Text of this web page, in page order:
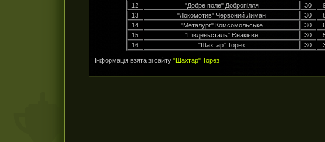
12
"Добре поле" Добропілля 30
13
"Локомотив" Червоний Лиман 30
14
"Металург" Комсомольське 30
15
"Південьсталь" Єнакієве 30
16
"Шахтар" Торез 30
Інформація взята зі сайту "Шахтар" Торез